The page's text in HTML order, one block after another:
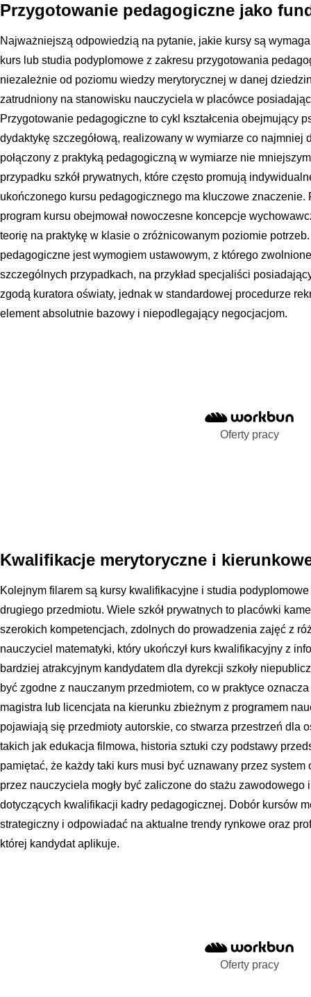
Przygotowanie pedagogiczne jako
Najważniejszą odpowiedzią na pytanie, jakie kursy są
kurs lub studia podyplomowe z zakresu przygotowania
niezależnie od poziomu wiedzy merytorycznej w danej
zatrudniony na stanowisku nauczyciela w placówce
Przygotowanie pedagogiczne to cykl kształcenia obejmujący
dydaktykę szczegółową, realizowany w wymiarze co najmniej
połączony z praktyką pedagogiczną w wymiarze nie
przypadku szkół prywatnych, które często promują
ukończonego kursu pedagogicznego ma kluczowe
program kursu obejmował nowoczesne koncepcje
teorię na praktykę w klasie o zróżnicowanym poziomie
pedagogiczne jest wymogiem ustawowym, z którego
szczególnych przypadkach, na przykład specjaliści
zgodą kuratora oświaty, jednak w standardowej procedurze
element absolutnie bazowy i niepodlegający negocjacjom.
Oferty pracy
Kwalifikacje merytoryczne i
Kolejnym filarem są kursy kwalifikacyjne i studia
drugiego przedmiotu. Wiele szkół prywatnych to placówki
szerokich kompetencjach, zdolnych do prowadzenia zajęć z
nauczyciel matematyki, który ukończył kurs kwalifikacyjny z
bardziej atrakcyjnym kandydatem dla dyrekcji szkoły
być zgodne z nauczanym przedmiotem, co w praktyce
magistra lub licencjata na kierunku zbieżnym z programem
pojawiają się przedmioty autorskie, co stwarza przestrzeń dla
takich jak edukacja filmowa, historia sztuki czy podstawy
pamiętać, że każdy taki kurs musi być uznawany przez
przez nauczyciela mogły być zaliczone do stażu zawodowego
dotyczących kwalifikacji kadry pedagogicznej. Dobór kursów
strategiczny i odpowiadać na aktualne trendy rynkowe oraz
której kandydat aplikuje.
Oferty pracy